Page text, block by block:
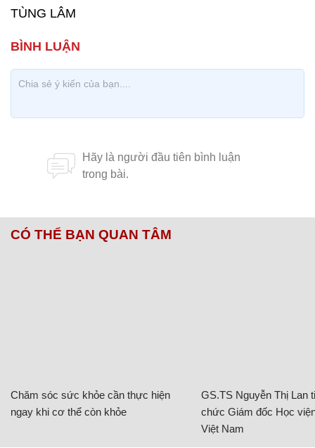
TÙNG LÂM
CÓ THỂ BẠN QUAN TÂM
Chăm sóc sức khỏe cần thực hiện
ngay khi cơ thể còn khỏe
GS.TS Nguyễn Thị Lan
chức Giám đốc Học
Việt Nam